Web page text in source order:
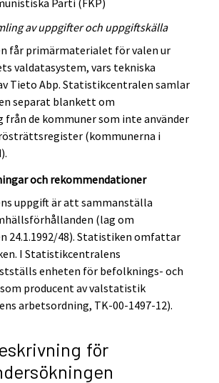
av uppgifter och uppgiftskälla
får primärmaterialet för valen ur
valdatasystem, vars tekniska
Tieto Abp. Statistikcentralen samlar
separat blankett om
de kommuner som inte använder
(kommunerna i
och rekommendationer
uppgift är att sammanställa
(lag om
24.1.1992/48). Statistiken omfattar
I Statistikcentralens
enheten för befolknings- och
producent av valstatistik
arbetsordning, TK-00-1497-12).
för